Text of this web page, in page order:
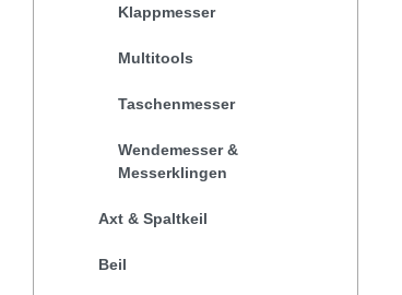
Axt & Spaltkeil
Beil
Klappmesser
Multitools
Taschenmesser
Wendemesser &
Messerklingen